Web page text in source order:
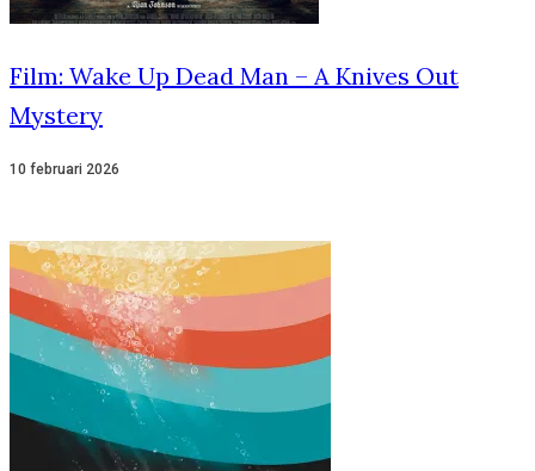
Film: Wake Up Dead Man – A Knives Out
Mystery
10 februari 2026